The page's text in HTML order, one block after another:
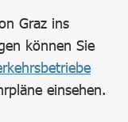
Graz ins
können Sie
einsehen.